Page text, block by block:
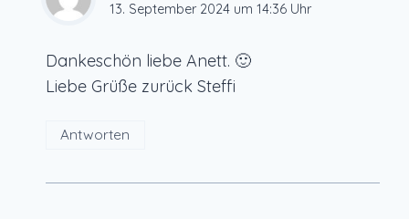
13. September 2024 um 14:36 Uhr
Dankeschön liebe Anett. 🙂
Liebe Grüße zurück Steffi
Antworten